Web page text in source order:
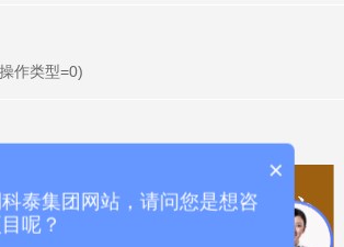
)成立17年来，致力于
认定 名优高新技术产品 认定、省市工程
业技术中心认定、省市工业设计中心认
室认定、新型研发机构认定、专精特新中
“小巨人”、制造业单项冠军、专利软著申
作类型=0)
×
泰集团网站，请问您是想咨
呢？